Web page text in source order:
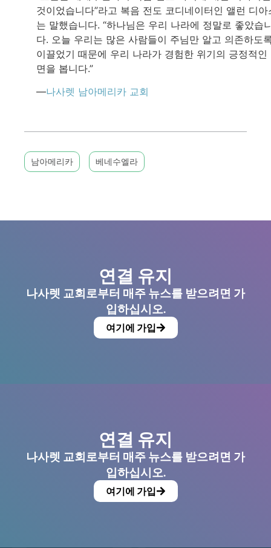
것이었습니다”라고 복음 전도 코디네이터인 앨런 디아
는 말했습니다. “하나님은 우리 나라에 정말로 좋았습
다. 오늘 우리는 많은 사람들이 주님만 알고 의존하도
이끌었기 때문에 우리 나라가 경험한 위기의 긍정적인
면을 봅니다.”
—나사렛 남아메리카 교회
남아메리카 베네수엘라
연결 유지
나사렛 교회로부터 매주 뉴스를 받으려면 가
입하십시오.
여기에 가입
연결 유지
나사렛 교회로부터 매주 뉴스를 받으려면 가
입하십시오.
여기에 가입